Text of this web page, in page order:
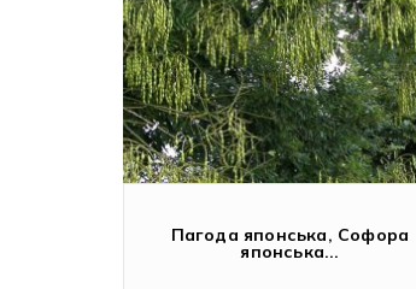
Пагода японська, Софора
японська...